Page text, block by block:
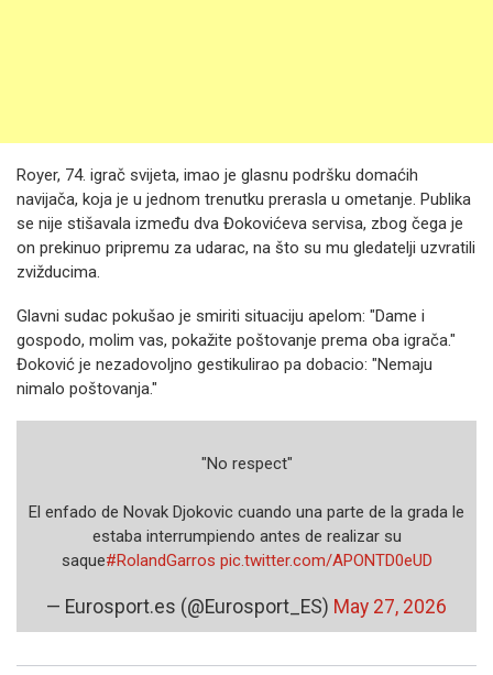
Royer, 74. igrač svijeta, imao je glasnu podršku domaćih
navijača, koja je u jednom trenutku prerasla u ometanje. Publika
se nije stišavala između dva Đokovićeva servisa, zbog čega je
on prekinuo pripremu za udarac, na što su mu gledatelji uzvratili
zvižducima.
Glavni sudac pokušao je smiriti situaciju apelom: "Dame i
gospodo, molim vas, pokažite poštovanje prema oba igrača."
Đoković je nezadovoljno gestikulirao pa dobacio: "Nemaju
nimalo poštovanja."
"No respect"
El enfado de Novak Djokovic cuando una parte de la grada le
estaba interrumpiendo antes de realizar su
saque#RolandGarros pic.twitter.com/APONTD0eUD
— Eurosport.es (@Eurosport_ES) May 27, 2026